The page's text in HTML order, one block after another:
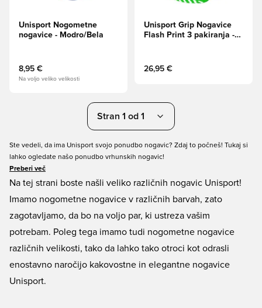
Unisport Nogometne
nogavice - Modro/Bela
8,95 €
Na voljo veliko velikosti
Unisport Grip Nogavice
Flash Print 3 pakiranja -
26,95 €
Stran 1 od 1
Ste vedeli, da ima Unisport svojo ponudbo nogavic? Zdaj to počneš! Tukaj si
lahko ogledate našo ponudbo vrhunskih nogavic!
Preberi več
Na tej strani boste našli veliko različnih nogavic Unisport!
Imamo nogometne nogavice v različnih barvah, zato
zagotavljamo, da bo na voljo par, ki ustreza vašim
potrebam. Poleg tega imamo tudi nogometne nogavice
različnih velikosti, tako da lahko tako otroci kot odrasli
enostavno naročijo kakovostne in elegantne nogavice
Unisport.